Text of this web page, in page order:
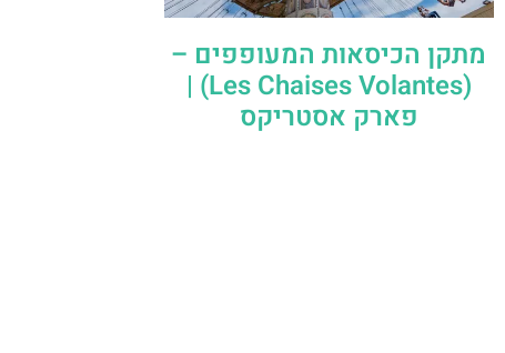
מתקן הכיסאות המעופפים –
(Les Chaises Volantes) |
פארק אסטריקס